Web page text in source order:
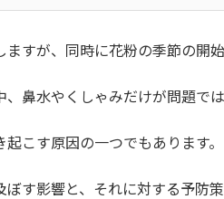
すが、同時に花粉の季節の開始
鼻水やくしゃみだけが問題では
こす原因の一つでもあります。
す影響と、それに対する予防